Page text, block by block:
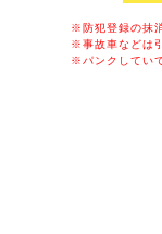
※防犯登録の抹
※事故車などは
※パンクしてい